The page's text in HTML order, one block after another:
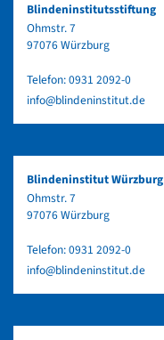
Blindeninstitutsstiftung
Ohmstr. 7
97076 Würzburg
Telefon:0931 2092-0
info@blindeninstitut.de
Blindeninstitut Würzburg
Ohmstr. 7
97076 Würzburg
Telefon:0931 2092-0
info@blindeninstitut.de